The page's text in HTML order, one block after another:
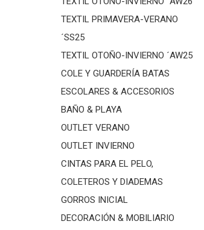
TEXTIL PRIMAVERA-VERANO
´SS25
TEXTIL OTOÑO-INVIERNO ´AW25
COLE Y GUARDERÍA BATAS
ESCOLARES & ACCESORIOS
BAÑO & PLAYA
OUTLET VERANO
OUTLET INVIERNO
CINTAS PARA EL PELO,
COLETEROS Y DIADEMAS
GORROS INICIAL
DECORACIÓN & MOBILIARIO